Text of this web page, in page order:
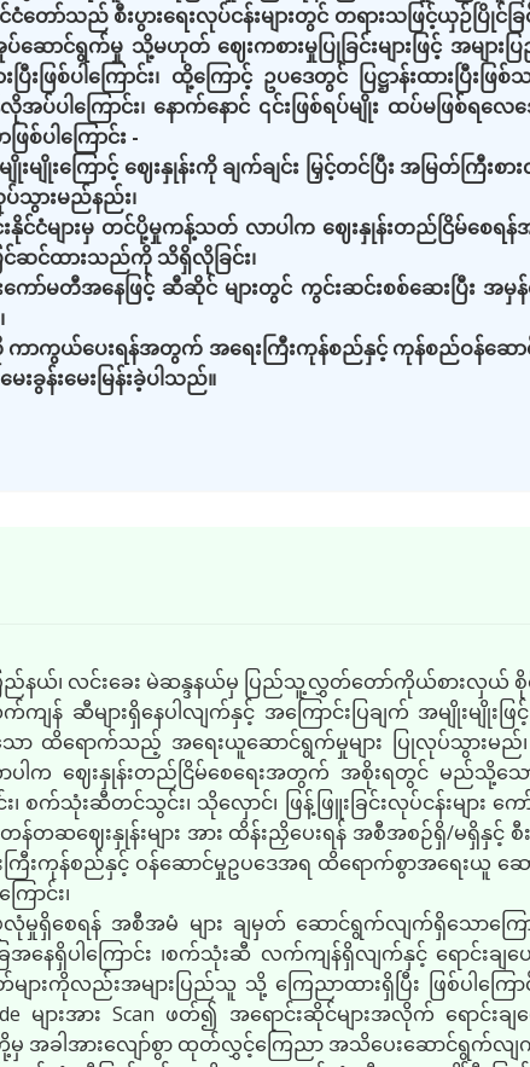
တော်သည် စီးပွားရေးလုပ်ငန်းများတွင် တရားသဖြင့်ယှဉ်ပြိုင်ခ
ောင်ရွက်မှု သို့မဟုတ် ဈေးကစားမှုပြုခြင်းများဖြင့် အမျာ
းဖြစ်ပါကြောင်း၊ ထို့ကြောင့် ဥပဒေတွင် ပြဋ္ဌာန်းထားပ
ပါကြောင်း၊ နောက်နောင် ၎င်းဖြစ်ရပ်မျိုး ထပ်မဖြစ်ရလေ
စ်ပါကြောင်း -
ျိုးကြောင့် ဈေးနှုန်းကို ချက်ချင်း မြှင့်တင်ပြီး အမြတ်ကြီးစ
သွားမည်နည်း၊
င်းနိုင်ငံများမှ တင်ပို့မှုကန့်သတ် လာပါက ဈေးနှုန်းတည်ငြိမ်စ
င်ဆင်ထားသည်ကို သိရှိလိုခြင်း၊
ော်မတီအနေဖြင့် ဆီဆိုင် များတွင် ကွင်းဆင်းစစ်ဆေးပြီး အ
ကို ကာကွယ်ပေးရန်အတွက် အရေးကြီးကုန်စည်နှင့် ကုန်စည်ဝန်ဆေ
ခွန်းမေးမြန်းခဲ့ပါသည်။
၊ လင်းခေး မဲဆန္ဒနယ်မှ ပြည်သူ့လွှတ်တော်ကိုယ်စားလှယ် စိုင်
ဆီများရှိနေပါလျက်နှင့် အကြောင်းပြချက် အမျိုးမျိုးဖြင့်
သော ထိရောက်သည့် အရေးယူဆောင်ရွက်မှုများ ပြုလုပ်သွားမည်
ာပါက ဈေးနှုန်းတည်ငြိမ်စေရေးအတွက် အစိုးရတွင် မည်သို့သ
က်သုံးဆီတင်သွင်း၊ သိုလှောင်၊ ဖြန့်ဖြူးခြင်းလုပ်ငန်းများ က
ဆဈေးနှုန်းများ အား ထိန်းညှိပေးရန် အစီအစဉ်ရှိ/မရှိနှင့် စီး
းကုန်စည်နှင့် ဝန်ဆောင်မှုဥပဒေအရ ထိရောက်စွာအရေးယူ ဆေ
ောင်း၊
လုံမှုရှိစေရန် အစီအမံ များ ချမှတ် ဆောင်ရွက်လျက်ရှိသောက
ေရှိပါကြောင်း ၊စက်သုံးဆီ လက်ကျန်ရှိလျက်နှင့် ရောင်းချပေ
ျားကိုလည်းအများပြည်သူ သို့ ကြေညာထားရှိပြီး ဖြစ်ပါကြေ
များအား Scan ဖတ်၍ အရောင်းဆိုင်များအလိုက် ရောင်းခ
မှ အခါအားလျော်စွာ ထုတ်လွှင့်ကြေညာ အသိပေးဆောင်ရွက်လျက်